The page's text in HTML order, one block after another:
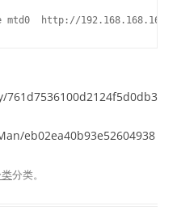
eb02ea40b93e52604938
分类。